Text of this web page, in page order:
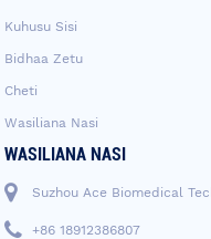
Kuhusu Sisi
Bidhaa Zetu
Cheti
Wasiliana Nasi
WASILIANA NASI
Suzhou Ace Biomedical
+86 18912386807